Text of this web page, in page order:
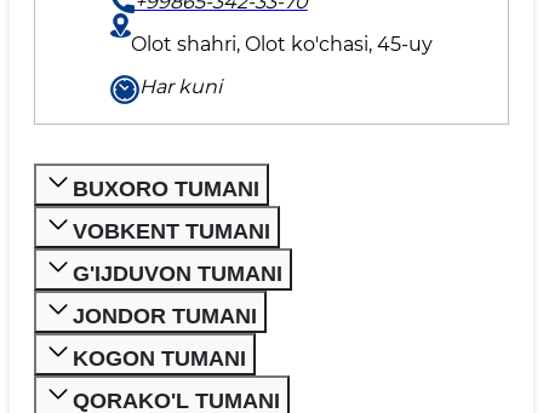
Olot shahri, Olot ko'chasi, 45-uy
Har kuni
BUXORO TUMANI
VOBKENT TUMANI
G'IJDUVON TUMANI
JONDOR TUMANI
KOGON TUMANI
QORAKO'L TUMANI